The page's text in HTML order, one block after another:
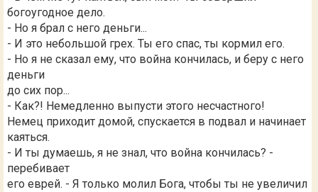
богоугодное дело.
- Но я брал с него деньги...
- И это небольшой грех. Ты его спас, ты кормил его.
- Но я не сказал ему, что война кончилась, и беру с него
деньги
до сих пор...
- Как?! Немедленно выпусти этого несчастного!
Немец приходит домой, спускается в подвал и начинает
каяться.
- И ты думаешь, я не знал, что война кончилась? -
перебивает
его еврей. - Я только молил Бога, чтобы ты не увеличил